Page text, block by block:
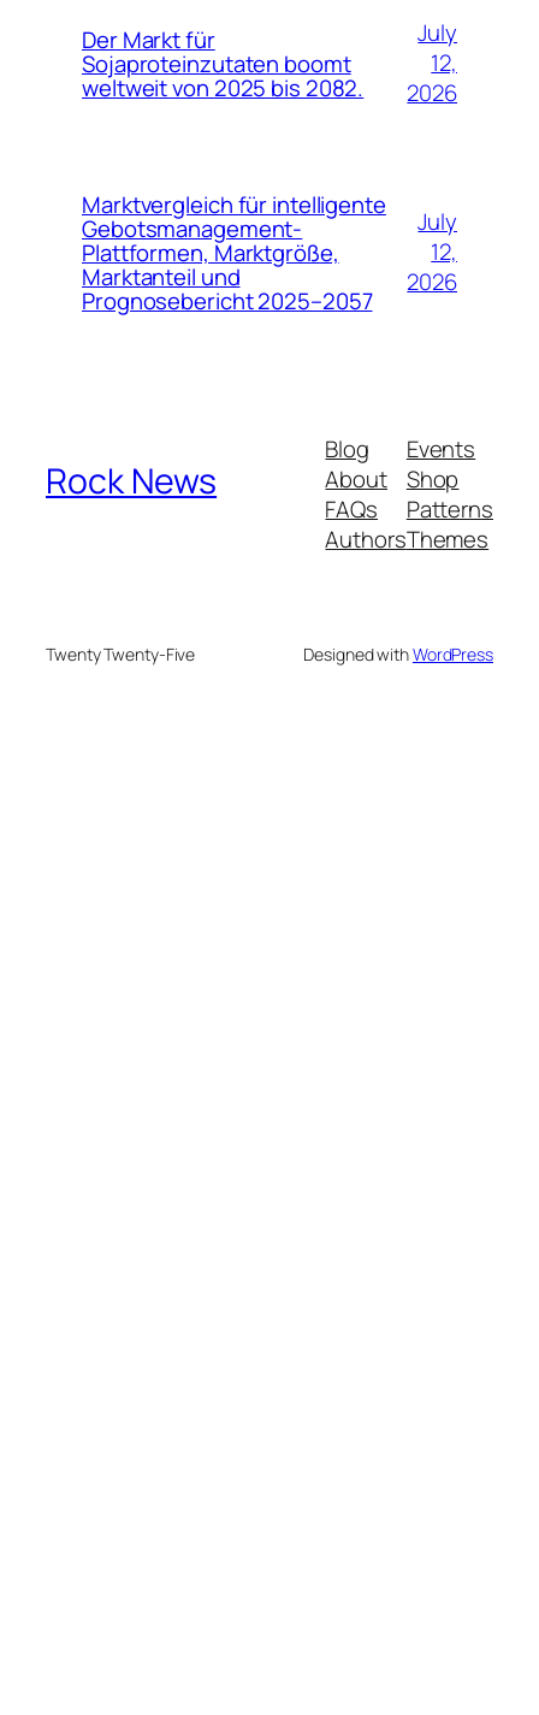
Der Markt für
Sojaproteinzutaten boomt
weltweit von 2025 bis 2082.
July
12,
2026
Marktvergleich für intelligente
Gebotsmanagement-
Plattformen, Marktgröße,
Marktanteil und
Prognosebericht 2025–2057
July
12,
2026
Rock News
Blog
About
FAQs
Authors
Events
Shop
Patterns
Themes
Twenty Twenty-Five Designed withWordPress